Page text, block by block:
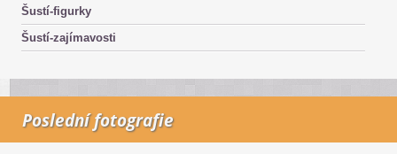
Šustí-figurky
Šustí-zajímavosti
Poslední fotografie